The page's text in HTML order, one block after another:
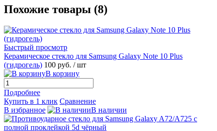
Похожие товары (8)
Быстрый просмотр
Керамическое стекло для Samsung Galaxy Note 10 Plus
(гидрогель) 100 руб. / шт
В корзину
Подробнее
Купить в 1 клик Сравнение
В избранное
В наличии